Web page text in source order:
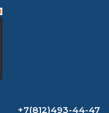
транспортной
+7(812)493-44-47